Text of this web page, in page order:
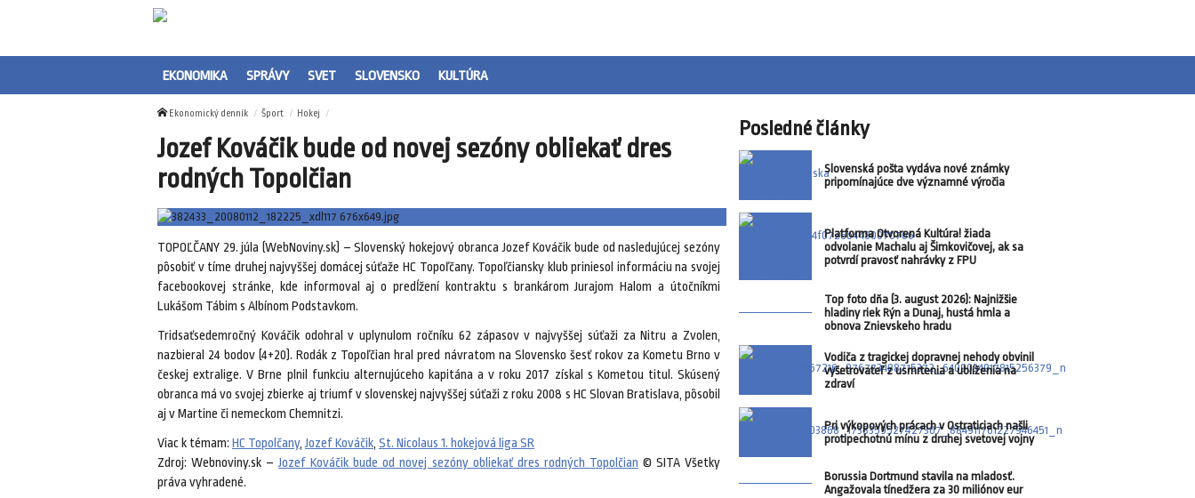
EKONOMIKA SPRÁVY SVET SLOVENSKO KULTÚRA
Ekonomický denník Šport Hokej
Jozef Kováčik bude od novej sezóny obliekať dres
rodných Topolčian
TOPOĽČANY 29. júla (WebNoviny.sk) – Slovenský hokejový obranca Jozef Kováčik bude od nasledujúcej sezóny
pôsobiť v tíme druhej najvyššej domácej súťaže HC Topoľčany. Topoľčiansky klub priniesol informáciu na svojej
facebookovej stránke, kde informoval aj o predĺžení kontraktu s brankárom Jurajom Halom a útočníkmi
Lukášom Tábim s Albínom Podstavkom.
Tridsaťsedemročný Kováčik odohral v uplynulom ročníku 62 zápasov v najvyššej súťaži za Nitru a Zvolen,
nazbieral 24 bodov (4+20). Rodák z Topoľčian hral pred návratom na Slovensko šesť rokov za Kometu Brno v
českej extralige. V Brne plnil funkciu alternujúceho kapitána a v roku 2017 získal s Kometou titul. Skúsený
obranca má vo svojej zbierke aj triumf v slovenskej najvyššej súťaži z roku 2008 s HC Slovan Bratislava, pôsobil
aj v Martine či nemeckom Chemnitzi.
Viac k témam: HC Topolčany,Jozef Kováčik, St. Nicolaus 1. hokejová liga SR
Zdroj: Webnoviny.sk –Jozef Kováčik bude od novej sezóny obliekať dres rodných Topolčian © SITA Všetky
práva vyhradené.
Posledné články
Slovenská pošta vydáva nové známky
pripomínajúce dve významné výročia
Platforma Otvorená Kultúra! žiada
odvolanie Machalu aj Šimkovičovej, ak sa
potvrdí pravosť nahrávky z FPU
Top foto dňa (3. august 2026): Najnižšie
hladiny riek Rýn a Dunaj, hustá hmla a
obnova Znievskeho hradu
Vodiča z tragickej dopravnej nehody obvinil
vyšetrovateľ z usmrtenia a ublíženia na
zdraví
Pri výkopových prácach v Ostraticiach našli
protipechotnú mínu z druhej svetovej vojny
Borussia Dortmund stavila na mladosť.
Angažovala tínedžera za 30 miliónov eur